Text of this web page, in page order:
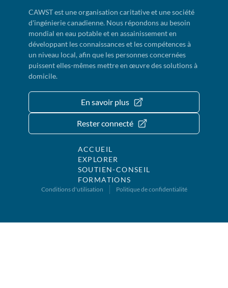
CAWST est une organisation caritative et une société
d'ingénierie canadienne. Nous répondons au besoin
mondial en eau potable et en assainissement en
développant les connaissances et les compétences à
un niveau local, afin que les personnes concernées
puissent elles-mêmes mettre en œuvre des solutions à
domicile.
En savoir plus
Rester connecté
ACCUEIL
EXPLORER
SOUTIEN-CONSEIL
FORMATIONS
Conditions d'utilisation Politique de confidentialité